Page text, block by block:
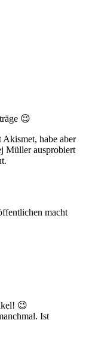
😉
habe aber
Müller ausprobiert
macht
😉
Ist